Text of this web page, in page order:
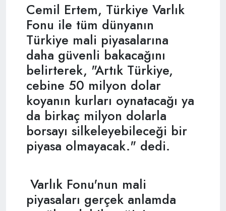
Cemil Ertem, Türkiye Varlık
Fonu ile tüm dünyanın
Türkiye mali piyasalarına
daha güvenli bakacağını
belirterek, "Artık Türkiye,
cebine 50 milyon dolar
koyanın kurları oynatacağı ya
da birkaç milyon dolarla
borsayı silkeleyebileceği bir
piyasa olmayacak." dedi.
Varlık Fonu'nun mali
piyasaları gerçek anlamda